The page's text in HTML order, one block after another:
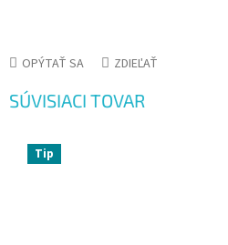
OPÝTAŤ SA ZDIEĽAŤ
SÚVISIACI TOVAR
Tip